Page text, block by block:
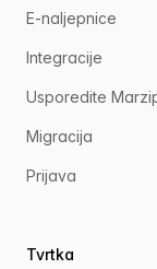
E-naljepnice
Integracije
Usporedite
Migracija
Prijava
Tvrtka